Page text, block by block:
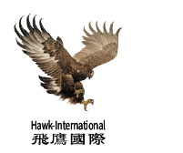
Skip
content